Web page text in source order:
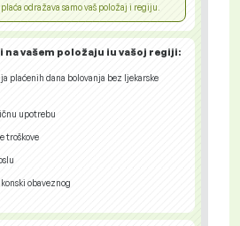
odražava samo vaš položaj i regiju.
vašem položaju iu vašoj regiji:
plaćenih dana bolovanja bez ljekarske
upotrebu
troškove
obaveznog